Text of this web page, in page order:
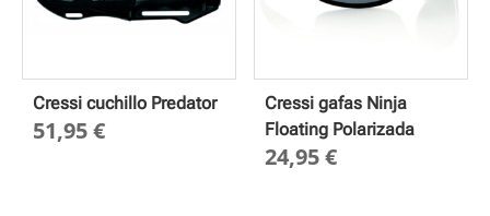
Cressi cuchillo Predator
51,95€
Cressi gafas Ninja
Floating Polarizada
24,95€